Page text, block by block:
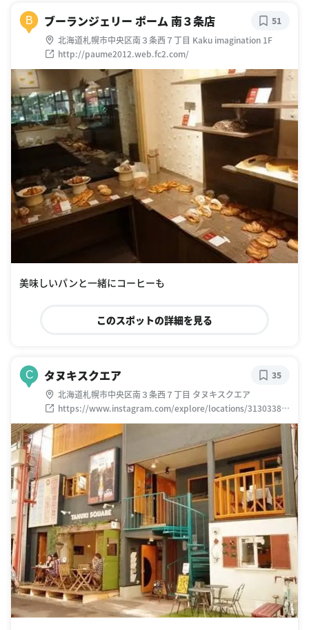
B ブーランジェリー ポーム 南３条店
北海道札幌市中央区南３条西７丁目 Kaku imagination 1F
http://paume2012.web.fc2.com/
51
美味しいパンと一緒にコーヒーも
このスポットの詳細を見る
C タヌキスクエア
北海道札幌市中央区南３条西７丁目 タヌキスクエア
https://www.instagram.com/explore/locations/31303381
2
35